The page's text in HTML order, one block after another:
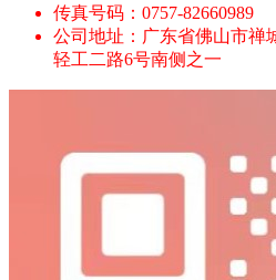
传真号码：0757-82660989
公司地址：广东省佛山市禅
轻工二路6号南侧之一